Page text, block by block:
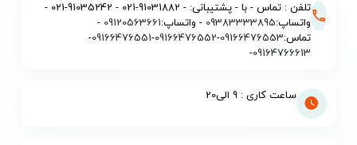
تلفن : تماس - با - پشتیبانی: - 91031882-021 - 91035242-021 -
واتساپ:09383333895 - واتساپ:09120563661
-
تماس:09166476553
-
09166476552
-
09166476551
-
09164766613
-
ساعت کاری : 9 الی20